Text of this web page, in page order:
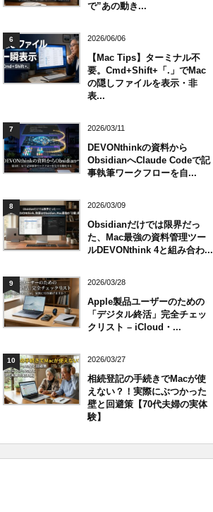
で”あの動き...
6 2026/06/06
【Mac Tips】ターミナル不
要。Cmd+Shift+「.」でMac
の隠しファイルを表示・非
表...
7 2026/03/11
DEVONthinkの資料から
ObsidianへClaude Codeで記
事執筆ワークフローを自...
8 2026/03/09
Obsidianだけでは限界だっ
た、Mac最強の資料管理ツー
ルDEVONthink 4と組み合わ...
9 2026/03/28
Apple製品ユーザーのための
「デジタル終活」完全チェッ
クリスト – iCloud・...
10 2026/03/27
相続登記の手続きでMacが使
えない？！実際にぶつかった
壁と回避策【70代夫婦の実体
験】